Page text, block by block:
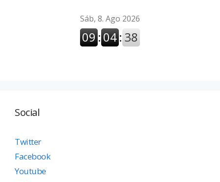
Social
Twitter
Facebook
Youtube